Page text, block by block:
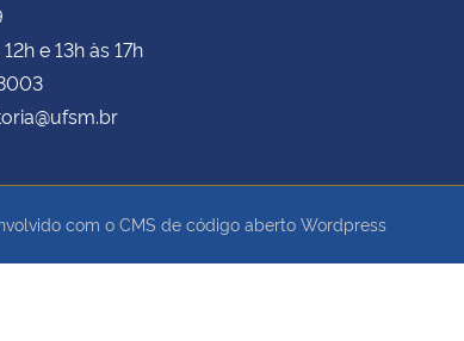
e 13h às 17h
com o CMS de código aberto Wordpress